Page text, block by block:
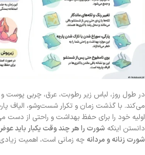
در طول روز، لباس زیر رطوبت، عرق، چربی
می‌کند. با گذشت زمان و تکرار شست‌وشو، الیاف
اولیه خود را برای حفظ بهداشت و راحتی از دست
دانستن اینکه شورت را هر چند وقت یکبار باید
شورت زنانه و مردانه چه زمانی است، اهمیت